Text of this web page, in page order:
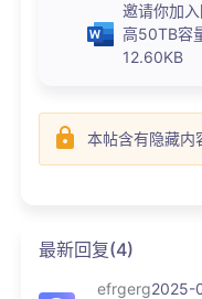
邀请你加
高50TB容
12.60KB
本帖含有隐藏内
最新回复(4)
efrgerg2025-